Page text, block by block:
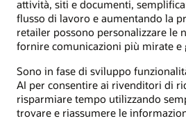
attività, siti e documenti,
flusso di lavoro e aumentando la
retailer possono personalizzare le
fornire comunicazioni più mirate e
Sono in fase di sviluppo
AI per consentire ai rivenditori di
risparmiare tempo utilizzando
trovare e riassumere le